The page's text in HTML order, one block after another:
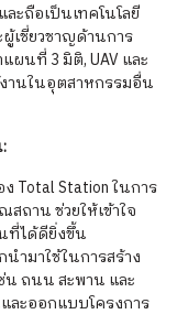
ะถือเป็นเทคโนโลยี
เชี่ยวชาญด้านการ
ผนที่ 3 มิติ, UAV และ
งานในอุตสาหกรรมอื่น
Total Station ในการ
ถาน ช่วยให้เข้าใจ
ที่ได้ดียิ่งขึ้น
ำมาใช้ในการสร้าง
น ถนน สะพาน และ
ละออกแบบโครงการ